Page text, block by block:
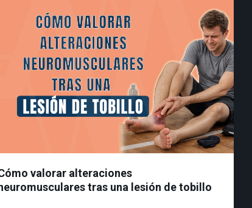
valorar alteraciones
tras una lesión de tobillo